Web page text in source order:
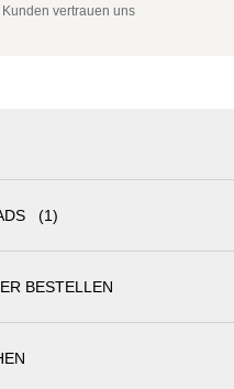
vertrauen uns
Modul Ecke links + Ecktisch
Das massive
Formensprache
(1)
BESTELLEN